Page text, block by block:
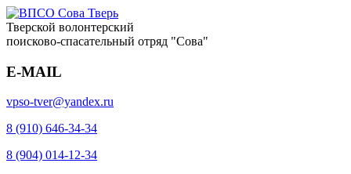
Тверской волонтерский
поисково-спасательный отряд "Сова"
E-MAIL
vpso-tver@yandex.ru
8 (910) 646-34-34
8 (904) 014-12-34